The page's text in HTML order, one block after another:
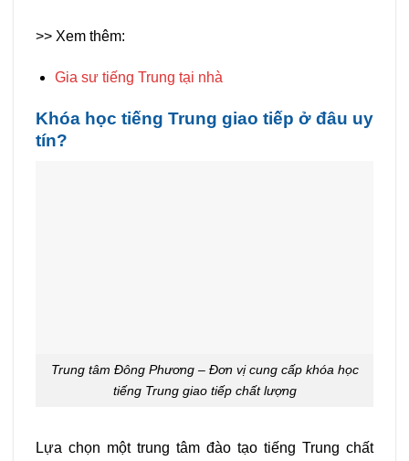
>> Xem thêm:
Gia sư tiếng Trung tại nhà
Khóa học tiếng Trung giao tiếp ở đâu uy
tín?
Trung tâm Đông Phương – Đơn vị cung cấp khóa học
tiếng Trung giao tiếp chất lượng
Lựa chọn một trung tâm đào tạo tiếng Trung chất